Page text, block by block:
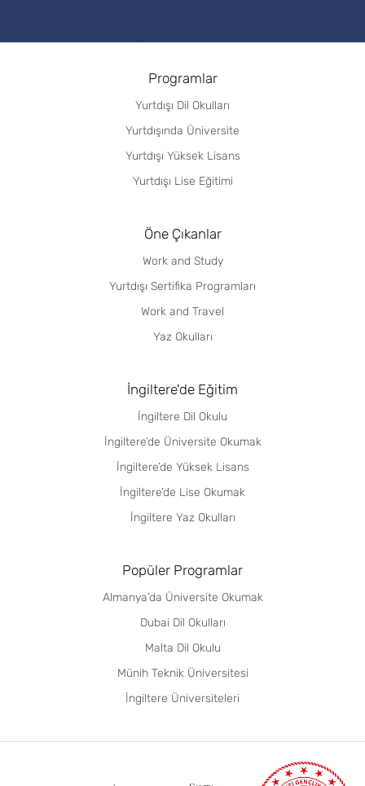
Programlar
Yurtdışı Dil Okulları
Yurtdışında Üniversite
Yurtdışı Yüksek Lisans
Yurtdışı Lise Eğitimi
Öne Çıkanlar
Work and Study
Yurtdışı Sertifika Programları
Work and Travel
Yaz Okulları
İngiltere'de Eğitim
İngiltere Dil Okulu
İngiltere’de Üniversite Okumak
İngiltere’de Yüksek Lisans
İngiltere’de Lise Okumak
İngiltere Yaz Okulları
Popüler Programlar
Almanya’da Üniversite Okumak
Dubai Dil Okulları
Malta Dil Okulu
Münih Teknik Üniversitesi
İngiltere Üniversiteleri